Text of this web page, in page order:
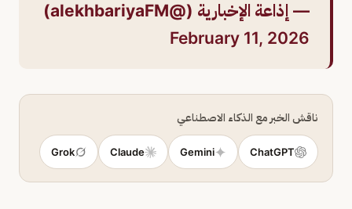
— إذاعة الإخبارية (@alekhbariyaFM)
February 11, 2026
ناقش الخبر مع الذكاء الاصطناعي
ChatGPT
Gemini
Claude
Grok